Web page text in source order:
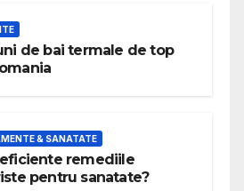
de bai termale de top
& SANATATE
remediile
pentru sanatate?